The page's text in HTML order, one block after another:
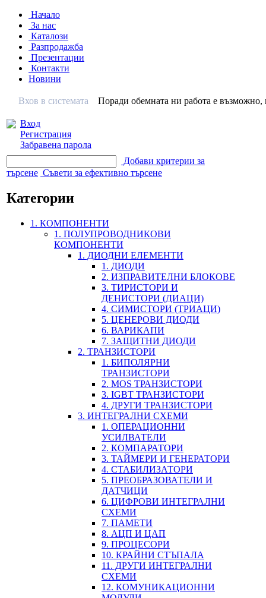
Начало
За нас
Каталози
Разпродажба
Презентации
Контакти
Новини
Вхов в системата
Вход
Регистрация
Забравена парола
Поради обемната ни работа е
Добави критерии за
търсене Съвети за ефективно търсене
Категории
1. КОМПОНЕНТИ
1. ПОЛУПРОВОДНИКОВИ
КОМПОНЕНТИ
1. ДИОДНИ ЕЛЕМЕНТИ
1. ДИОДИ
2. ИЗПРАВИТЕЛНИ БЛОКОВЕ
3. ТИРИСТОРИ И
ДЕНИСТОРИ (ДИАЦИ)
4. СИМИСТОРИ (ТРИАЦИ)
5. ЦЕНЕРОВИ ДИОДИ
6. ВАРИКАПИ
7. ЗАЩИТНИ ДИОДИ
2. ТРАНЗИСТОРИ
1. БИПОЛЯРНИ
ТРАНЗИСТОРИ
2. MOS ТРАНЗИСТОРИ
3. IGBT ТРАНЗИСТОРИ
4. ДРУГИ ТРАНЗИСТОРИ
3. ИНТЕГРАЛНИ СХЕМИ
1. ОПЕРАЦИОННИ
УСИЛВАТЕЛИ
2. КОМПАРАТОРИ
3. ТАЙМЕРИ И ГЕНЕРАТОРИ
4. СТАБИЛИЗАТОРИ
5. ПРЕОБРАЗОВАТЕЛИ И
ДАТЧИЦИ
6. ЦИФРОВИ ИНТЕГРАЛНИ
СХЕМИ
7. ПАМЕТИ
8. АЦП И ЦАП
9. ПРОЦЕСОРИ
10. КРАЙНИ СТЪПАЛА
11. ДРУГИ ИНТЕГРАЛНИ
СХЕМИ
12. КОМУНИКАЦИОННИ